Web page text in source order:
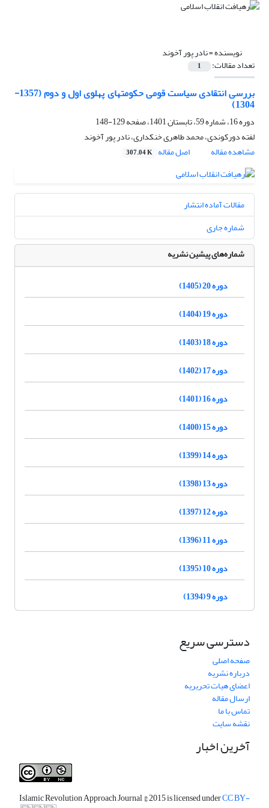
نویسنده =نادر پور آخوند
تعداد مقالات: 1
بررسی انتقادی سیاست‏ قومی حکومت‏های پهلوی اول و دوم (1357-
1304)
دوره 16، شماره 59، تابستان 1401، صفحه
129-148
لفته دورکوندی، محمد طاهری خنکداری، نادر پور آخوند
مشاهده مقاله
اصل مقاله 307.04 K
مقالات آماده انتشار
شماره جاری
شماره‌های پیشین نشریه
دوره 20 (1405)
دوره 19 (1404)
دوره 18 (1403)
دوره 17 (1402)
دوره 16 (1401)
دوره 15 (1400)
دوره 14 (1399)
دوره 13 (1398)
دوره 12 (1397)
دوره 11 (1396)
دوره 10 (1395)
دوره 9 (1394)
دسترسی سریع
صفحه اصلی
درباره نشریه
اعضای هیات تحریریه
ارسال مقاله
تماس با ما
نقشه سایت
آخرین اخبار
Islamic Revolution Approach Journal© 2015 is licensed underCC BY-